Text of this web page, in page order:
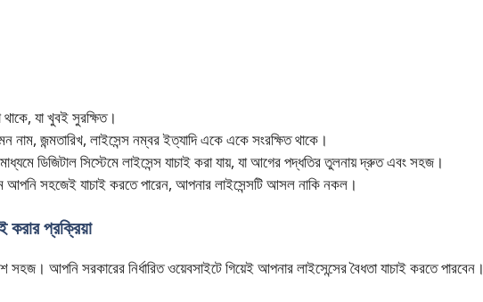
থাকে, যা খুবই সুরক্ষিত।
নাম, জন্মতারিখ, লাইসেন্স নম্বর ইত্যাদি একে একে সংরক্ষিত থাকে।
মাধ্যমে ডিজিটাল সিস্টেমে লাইসেন্স যাচাই করা যায়, যা আগের পদ্ধতির তুলনায় দ্রুত এবং সহজ।
আপনি সহজেই যাচাই করতে পারেন, আপনার লাইসেন্সটি আসল নাকি নকল।
করার প্রক্রিয়া
সহজ। আপনি সরকারের নির্ধারিত ওয়েবসাইটে গিয়েই আপনার লাইসেন্সের বৈধতা যাচাই করতে পারবেন।